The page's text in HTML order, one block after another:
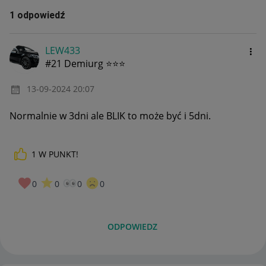
1 odpowiedź
LEW433
#21 Demiurg ⭐⭐⭐
‎13-09-2024 20:07
Normalnie w 3dni ale BLIK to może być i 5dni.
1 W PUNKT!
0 0 0 0
ODPOWIEDZ